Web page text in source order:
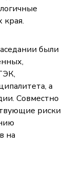
края.
были
а
Совместно
риски
на